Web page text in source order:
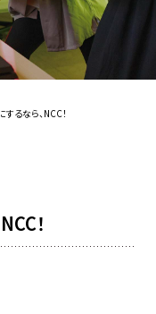
るなら、NCC！
！